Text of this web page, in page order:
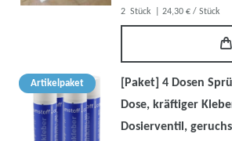
2 Stück | 24,30 € / Stück
Artikelpaket
[Paket] 4 Dosen
Dose, kräftiger
Dosierventil,